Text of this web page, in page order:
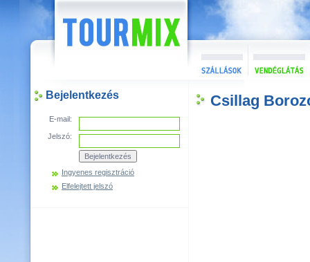
Bejelentkezés
E-mail:
Jelszó:
Ingyenes regisztráció
Elfelejtett jelszó
Csillag